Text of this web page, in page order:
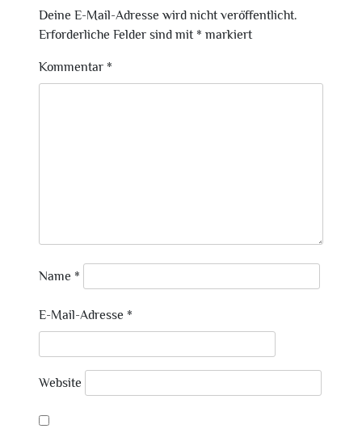
Deine E-Mail-Adresse wird nicht veröffentlicht.
Erforderliche Felder sind mit * markiert
Kommentar *
Name *
E-Mail-Adresse *
Website